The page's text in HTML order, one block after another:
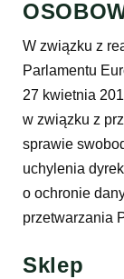
W związku z
Parlamentu
27 kwietnia
w związku z
sprawie
uchylenia
o ochronie
przetwarzania
Sklep